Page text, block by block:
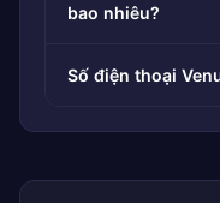
bao nhiêu?
Số điện thoại